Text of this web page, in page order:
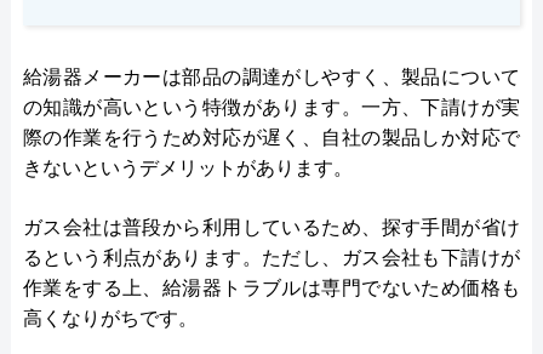
給湯器メーカーは部品の調達がしやすく、製品について
の知識が高いという特徴があります。一方、下請けが実
際の作業を行うため対応が遅く、自社の製品しか対応で
きないというデメリットがあります。
ガス会社は普段から利用しているため、探す手間が省け
るという利点があります。ただし、ガス会社も下請けが
作業をする上、給湯器トラブルは専門でないため価格も
高くなりがちです。